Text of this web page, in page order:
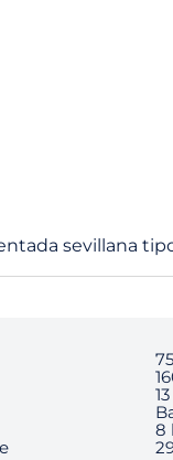
sevillana
8